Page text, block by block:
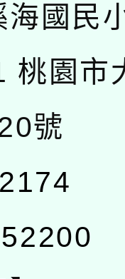
海國民
桃園市
號